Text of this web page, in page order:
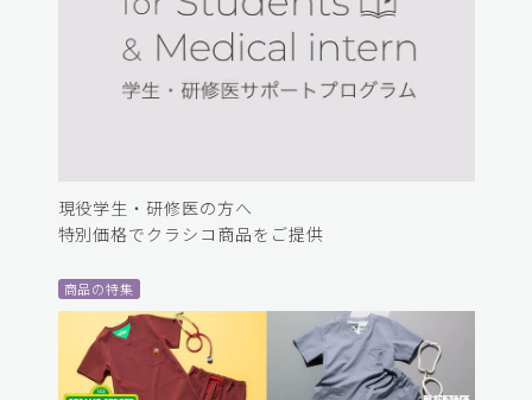
現役学生・研修医の方へ
特別価格でクラシコ商品をご提供
商品の特集